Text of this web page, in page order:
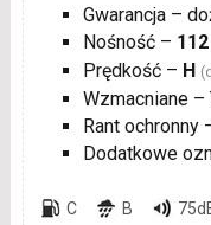
Gwarancja –
Nośność – 112
Prędkość – H
Wzmacniane –
Rant ochronny
Dodatkowe
C B